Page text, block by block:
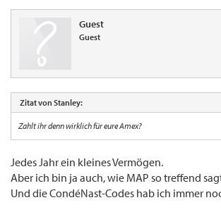
Guest
Guest
Zitat von Stanley:
Zahlt ihr denn wirklich für eure Amex?
Jedes Jahr ein kleines Vermögen.
Aber ich bin ja auch, wie MAP so treffend
Und die CondéNast-Codes hab ich immer